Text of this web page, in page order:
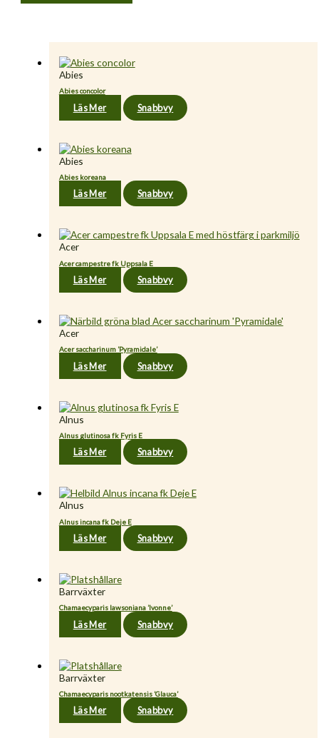
Abies
Abies concolor
Läs Mer Snabbvy
Abies
Abies koreana
Läs Mer Snabbvy
Acer
Acer campestre fk Uppsala E
Läs Mer Snabbvy
Acer
Acer saccharinum ’Pyramidale’
Läs Mer Snabbvy
Alnus
Alnus glutinosa fk Fyris E
Läs Mer Snabbvy
Alnus
Alnus incana fk Deje E
Läs Mer Snabbvy
Barrväxter
Chamaecyparis lawsoniana ’Ivonne’
Läs Mer Snabbvy
Barrväxter
Chamaecyparis nootkatensis ’Glauca’
Läs Mer Snabbvy